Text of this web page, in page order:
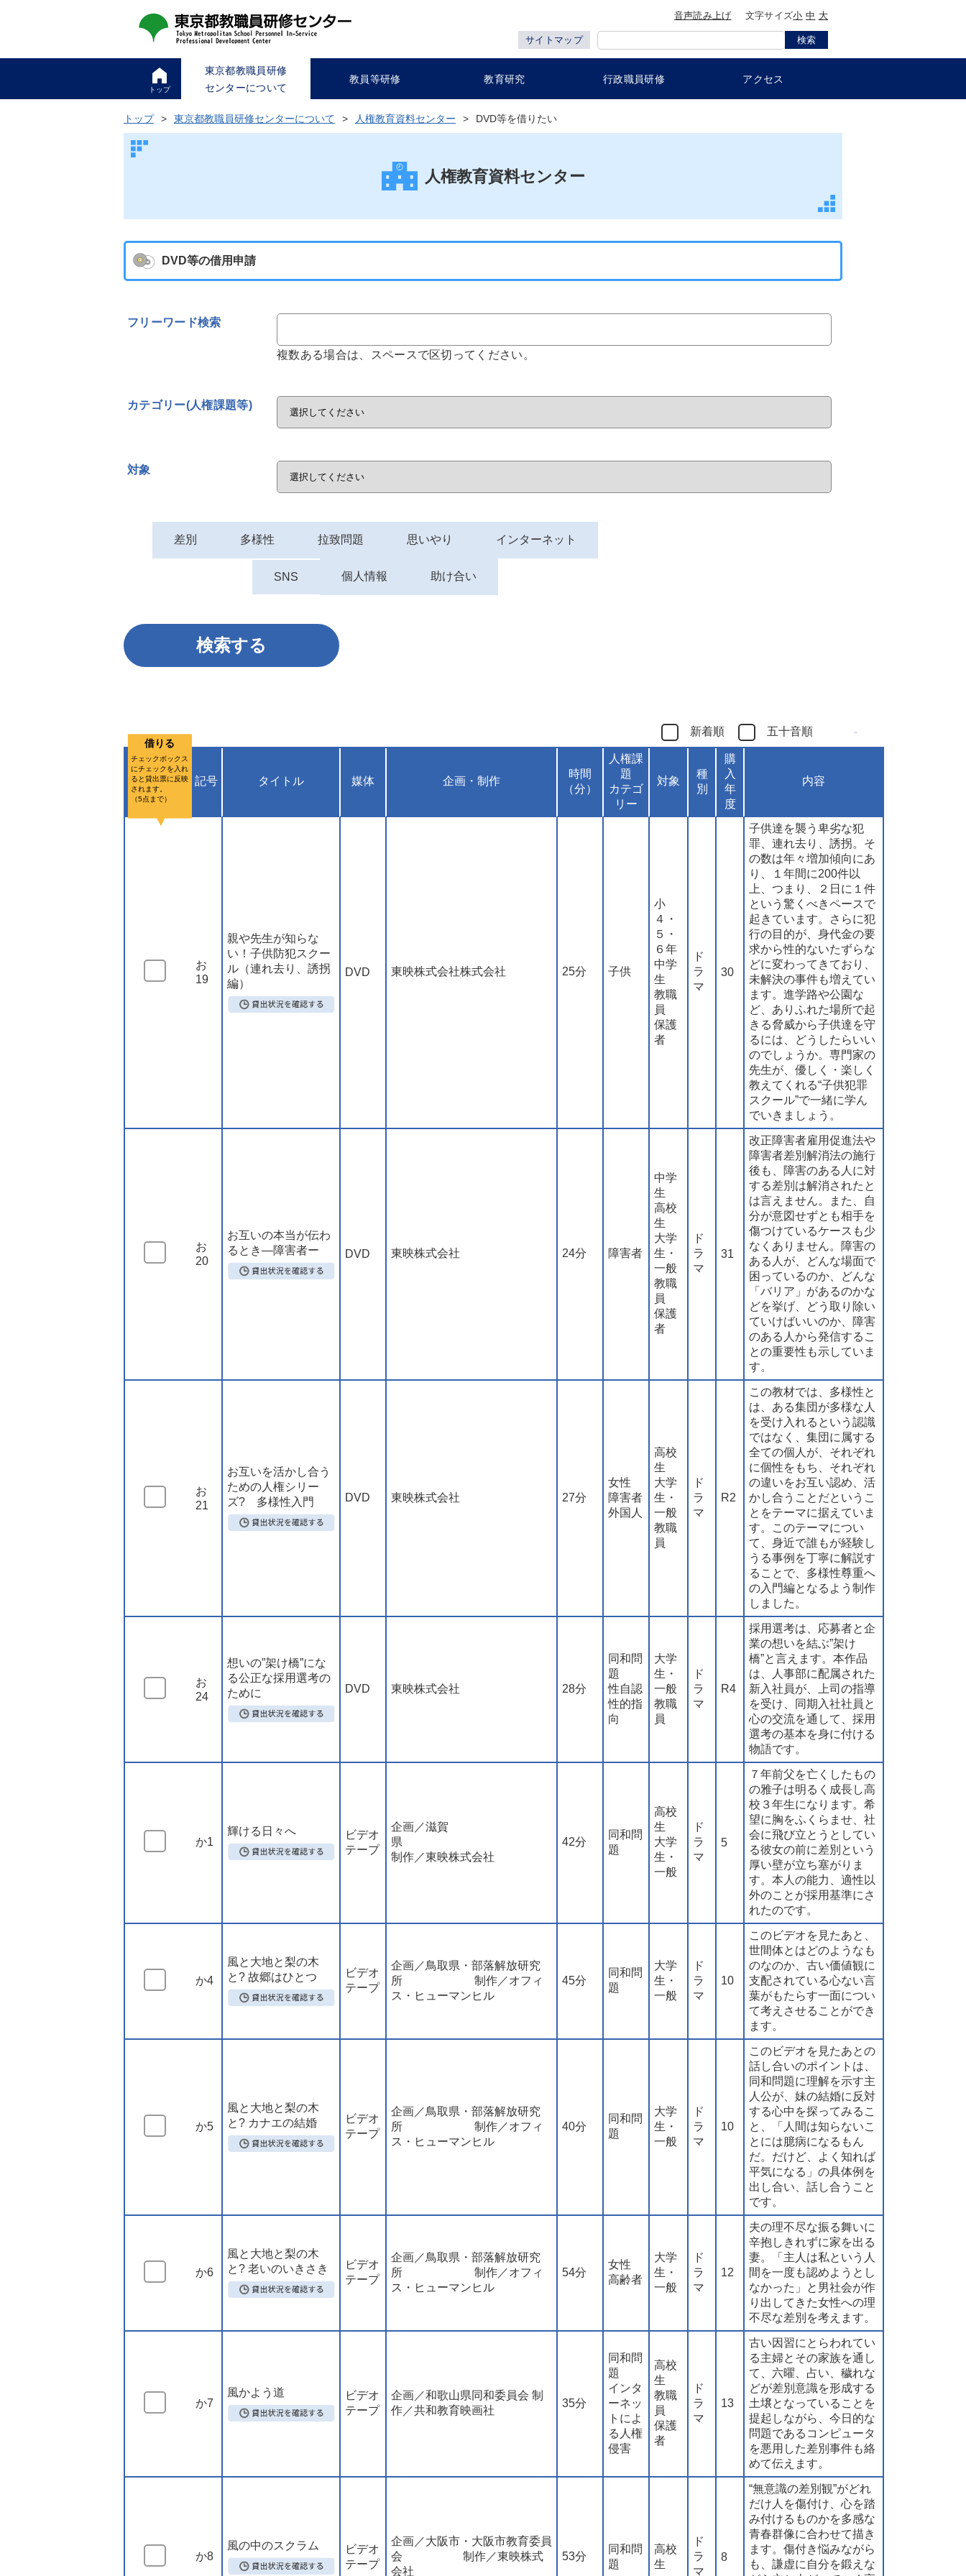
音声読み上げ 文字サイズ小 中 大
サイトマップ
トップ
東京都教職員研修
センターについて
教員等研修 教育研究 行政職員研修 アクセス
トップ 東京都教職員研修センターについて 人権教育資料センター DVD等を借りたい
人権教育資料センター
DVD等の借用申請
フリーワード検索
複数ある場合は、スペースで区切ってください。
カテゴリー(人権課題等)
対象
差別 多様性 拉致問題 思いやり インターネット
SNS 個人情報 助け合い
新着順 五十音順
借りる
チェックボックス
にチェックを入れ
ると貸出票に反映
されます。
（5点まで）
記号 タイトル 媒体 企画・制作
時間
（分）
人権課
題
カテゴ
リー
対象
種
別
購
入
年
度
内容
お
19
親や先生が知らな
い！子供防犯スクー
ル（連れ去り、誘拐
編）
DVD 東映株式会社株式会社 25分 子供
小
４・
５・
６年
中学
生
教職
員
保護
者
ド
ラ
マ
30
子供達を襲う卑劣な犯
罪、連れ去り、誘拐。そ
の数は年々増加傾向にあ
り、１年間に200件以
上、つまり、２日に１件
という驚くべきペースで
起きています。さらに犯
行の目的が、身代金の要
求から性的ないたずらな
どに変わってきており、
未解決の事件も増えてい
ます。進学路や公園な
ど、ありふれた場所で起
きる脅威から子供達を守
るには、どうしたらいい
のでしょうか。専門家の
先生が、優しく・楽しく
教えてくれる“子供犯罪
スクール”で一緒に学ん
でいきましょう。
お
20
お互いの本当が伝わ
るとき―障害者ー
DVD 東映株式会社 24分 障害者
中学
生
高校
生
大学
生・
一般
教職
員
保護
者
ド
ラ
マ
31
改正障害者雇用促進法や
障害者差別解消法の施行
後も、障害のある人に対
する差別は解消されたと
は言えません。また、自
分が意図せずとも相手を
傷つけているケースも少
なくありません。障害の
ある人が、どんな場面で
困っているのか、どんな
「バリア」があるのかな
どを挙げ、どう取り除い
ていけばいいのか、障害
のある人から発信するこ
との重要性も示していま
す。
お
21
お互いを活かし合う
ための人権シリー
ズ? 多様性入門
DVD 東映株式会社 27分
女性
障害者
外国人
高校
生
大学
生・
一般
教職
員
ド
ラ
マ
R2
この教材では、多様性と
は、ある集団が多様な人
を受け入れるという認識
ではなく、集団に属する
全ての個人が、それぞれ
に個性をもち、それぞれ
の違いをお互い認め、活
かし合うことだというこ
とをテーマに据えていま
す。このテーマについ
て、身近で誰もが経験し
うる事例を丁寧に解説す
ることで、多様性尊重へ
の入門編となるよう制作
しました。
お
24
想いの”架け橋”にな
る公正な採用選考の
ために
DVD 東映株式会社 28分
同和問
題
性自認
性的指
向
大学
生・
一般
教職
員
ド
ラ
マ
R4
採用選考は、応募者と企
業の想いを結ぶ”架け
橋”と言えます。本作品
は、人事部に配属された
新入社員が、上司の指導
を受け、同期入社社員と
心の交流を通して、採用
選考の基本を身に付ける
物語です。
か1
輝ける日々へ
ビデオ
テープ
企画／滋賀
県
制作／東映株式会社
42分
同和問
題
高校
生
大学
生・
一般
ド
ラ
マ
5
７年前父を亡くしたもの
の雅子は明るく成長し高
校３年生になります。希
望に胸をふくらませ、社
会に飛び立とうとしてい
る彼女の前に差別という
厚い壁が立ち塞がりま
す。本人の能力、適性以
外のことが採用基準にさ
れたのです。
か4
風と大地と梨の木
と? 故郷はひとつ
ビデオ
テープ
企画／鳥取県・部落解放研究
所 制作／オフィ
ス・ヒューマンヒル
45分
同和問
題
大学
生・
一般
ド
ラ
マ
10
このビデオを見たあと、
世間体とはどのようなも
のなのか、古い価値観に
支配されている心ない言
葉がもたらす一面につい
て考えさせることができ
ます。
か5
風と大地と梨の木
と? カナエの結婚
ビデオ
テープ
企画／鳥取県・部落解放研究
所 制作／オフィ
ス・ヒューマンヒル
40分
同和問
題
大学
生・
一般
ド
ラ
マ
10
このビデオを見たあとの
話し合いのポイントは、
同和問題に理解を示す主
人公が、妹の結婚に反対
する心中を探ってみるこ
と、「人間は知らないこ
とには臆病になるもん
だ。だけど、よく知れば
平気になる」の具体例を
出し合い、話し合うこと
です。
か6
風と大地と梨の木
と? 老いのいきさき
ビデオ
テープ
企画／鳥取県・部落解放研究
所 制作／オフィ
ス・ヒューマンヒル
54分
女性
高齢者
大学
生・
一般
ド
ラ
マ
12
夫の理不尽な振る舞いに
辛抱しきれずに家を出る
妻。「主人は私という人
間を一度も認めようとし
なかった」と男社会が作
り出してきた女性への理
不尽な差別を考えます。
か7
風かよう道
ビデオ
テープ
企画／和歌山県同和委員会 制
作／共和教育映画社
35分
同和問
題
インタ
ーネッ
トによ
る人権
侵害
高校
生
教職
員
保護
者
ド
ラ
マ
13
古い因習にとらわれてい
る主婦とその家族を通し
て、六曜、占い、穢れな
どが差別意識を形成する
土壌となっていることを
提起しながら、今日的な
問題であるコンピュータ
を悪用した差別事件も絡
めて伝えます。
か8
風の中のスクラム
ビデオ
テープ
企画／大阪市・大阪市教育委員
会 制作／東映株式
会社
53分
同和問
題
高校
生
ド
ラ
マ
8
“無意識の差別観”がどれ
だけ人を傷付け、心を踏
み付けるものかを多感な
青春群像に合わせて描き
ます。傷付き悩みながら
も、謙虚に自分を鍛えな